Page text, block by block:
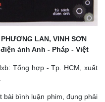
LAN, VINH SƠN
ảnh Anh - Pháp - Việt
Tổng hợp - Tp. HCM, xuất
bài bình luận phim, đụng phải